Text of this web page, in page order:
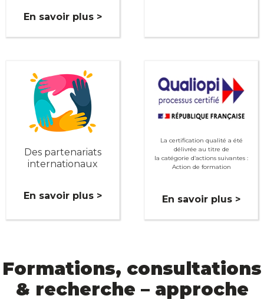
En savoir plus >
Des partenariats
internationaux
En savoir plus >
La certification qualité a été
délivrée au titre de
la catégorie d’actions suivantes :
Action de formation
En savoir plus >
Formations, consultations
& recherche – approche